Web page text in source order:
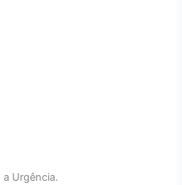
Urgência.